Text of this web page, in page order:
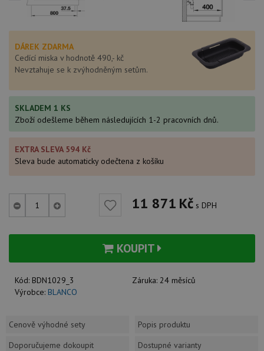
DÁREK ZDARMA
Cedící miska v hodnotě 490,- kč
Nevztahuje se k zvýhodněným setům.
SKLADEM 1 KS
Zboží odešleme během následujících 1-2 pracovních dnů.
EXTRA SLEVA 594 Kč
Sleva bude automaticky odečtena z košíku
11 871 Kč s DPH
KOUPIT
Kód: BDN1029_3 Záruka: 24 měsíců
Výrobce: BLANCO
Cenově výhodné sety
Popis produktu
Doporučujeme dokoupit
Dostupné varianty